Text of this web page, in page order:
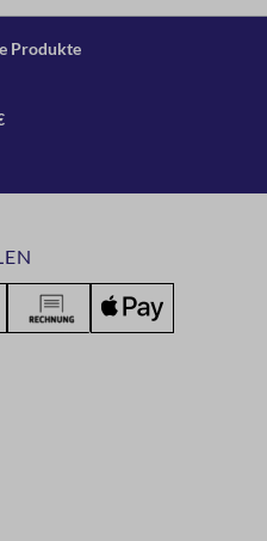
Produkte